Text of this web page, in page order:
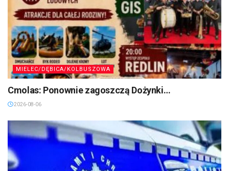
MIELEC/DĘBICA/KOLBUSZOWA
Cmolas: Ponownie zagoszczą Dożynki…
2026-08-06